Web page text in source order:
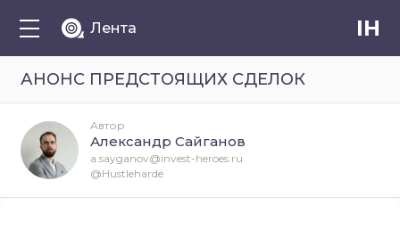
Лента IH
АНОНС ПРЕДСТОЯЩИХ СДЕЛОК
Автор
Александр Сайганов
a.sayganov@invest-heroes.ru
@Hustleharde